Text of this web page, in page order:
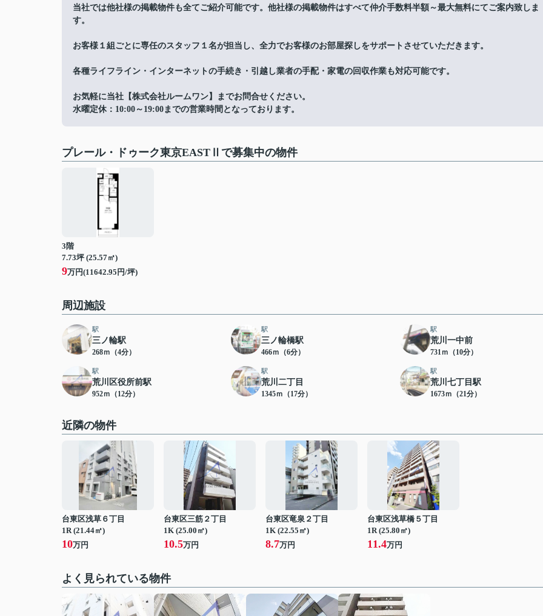
当社では他社様の掲載物件も全てご紹介可能です。他社様の掲載物件はすべて仲介手数料半額～最大無料にてご案内致しま
す。
お客様１組ごとに専任のスタッフ１名が担当し、全力でお客様のお部屋探しをサポートさせていただきます。
各種ライフライン・インターネットの手続き・引越し業者の手配・家電の回収作業も対応可能です。
お気軽に当社【株式会社ルームワン】までお問合せください。
水曜定休：10:00～19:00までの営業時間となっております。
プレール・ドゥーク東京EASTⅡで募集中の物件
3階
7.73坪 (25.57㎡)
9万円(11642.95円/坪)
周辺施設
駅
三ノ輪駅
268ｍ（4分）
駅
三ノ輪橋駅
466ｍ（6分）
駅
荒川一中前
731ｍ（10分）
駅
荒川区役所前駅
952ｍ（12分）
駅
荒川二丁目
1345ｍ（17分）
駅
荒川七丁目駅
1673ｍ（21分）
近隣の物件
台東区浅草６丁目
1R (21.44㎡)
10万円
台東区三筋２丁目
1K (25.00㎡)
10.5万円
台東区竜泉２丁目
1K (22.55㎡)
8.7万円
台東区浅草橋５丁目
1R (25.80㎡)
11.4万円
よく見られている物件